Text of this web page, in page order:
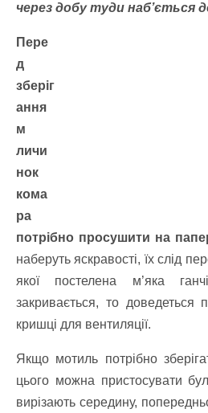
через добу туди наб’ється
Пере
д
зберіг
ання
м
личи
нок
кома
ра
потрібно просушити на
наберуть яскравості, їх слід
якої постелена м’яка
закривається, то доведеться
кришці для вентиляції.
Якщо мотиль потрібно
цього можна пристосувати
вирізають середину,